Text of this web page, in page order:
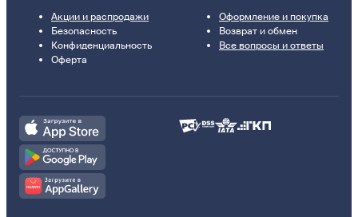
Акции и распродажи
Безопасность
Конфиденциальность
Оферта
Оформление и покупка
Возврат и обмен
Все вопросы и ответы